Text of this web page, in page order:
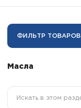
ФИЛЬТР ТОВАРОВ
Масла